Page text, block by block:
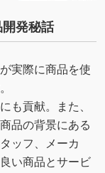
発秘話
実際に商品を使
も貢献。また、
品の背景にある
ッフ、メーカ
い商品とサービ